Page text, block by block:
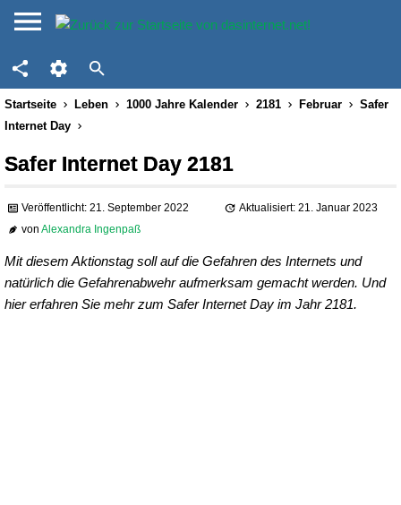
Startseite Leben 1000 Jahre Kalender 2181 Februar
Safer
Internet Day
Safer Internet Day 2181
Veröffentlicht: 21. September 2022
Aktualisiert: 21. Januar 2023
vonAlexandra Ingenpaß
Mit diesem Aktionstag soll auf die Gefahren des Internets und
natürlich die Gefahrenabwehr aufmerksam gemacht werden. Und
hier erfahren Sie mehr zum Safer Internet Day im Jahr 2181.